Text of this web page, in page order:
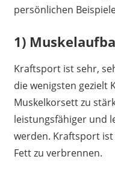
persönlichen
1)
Kraftsport ist sehr,
die wenigsten gezielt
Muskelkorsett zu
leistungsfähiger und
werden. Kraftsport
Fett zu verbrennen.